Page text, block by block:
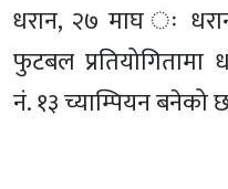
धरान, २७ माघ ः
फुटबल प्रतियोगितामा
नं. १३ च्याम्पियन बनेको